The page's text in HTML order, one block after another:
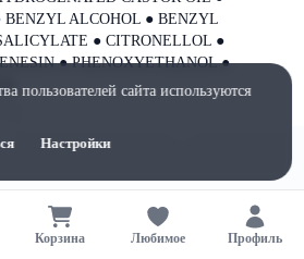
ALCOHOL ● BENZYL
● CITRONELLOL ●
● PHENOXYETHANOL ●
Корзина Любимое Профиль
пользователей сайта используются
Настройки